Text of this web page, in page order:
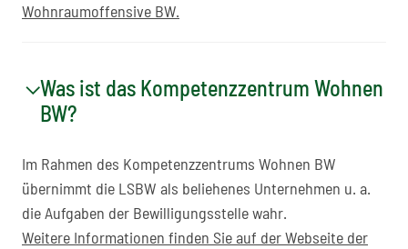
Wohnraumoffensive BW.
Was ist das Kompetenzzentrum Wohnen
BW?
Im Rahmen des Kompetenzzentrums Wohnen BW
übernimmt die LSBW als beliehenes Unternehmen u. a.
die Aufgaben der Bewilligungsstelle wahr.
Weitere Informationen finden Sie auf der Webseite der